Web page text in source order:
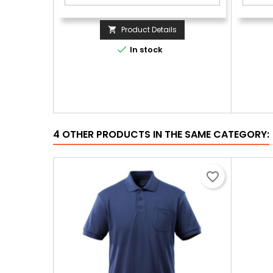
 Product Details
 In stock
4 OTHER PRODUCTS IN THE SAME CATEGORY:
favorite_border